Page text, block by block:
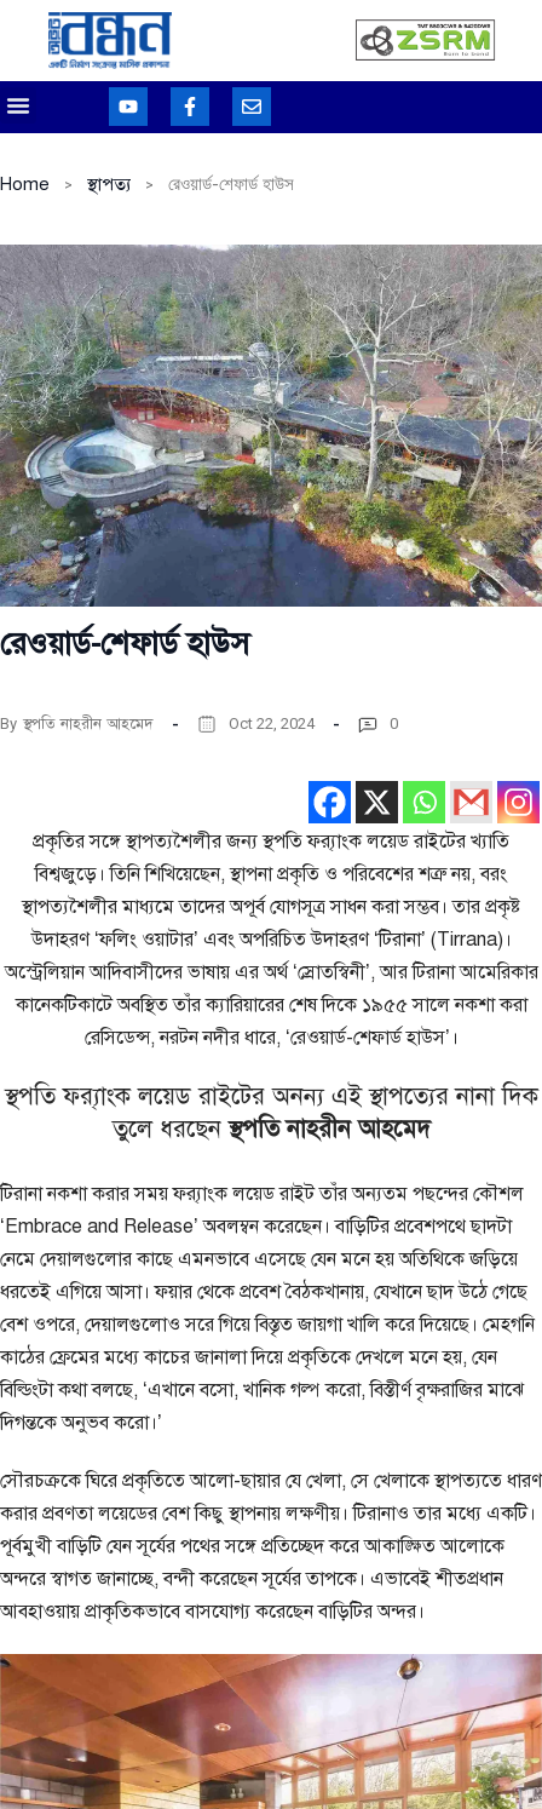
Home স্থাপত্য রেওয়ার্ড-শেফার্ড হাউস
রেওয়ার্ড-শেফার্ড হাউস
By স্থপতি নাহরীন আহমেদ Oct 22, 2024 0
প্রকৃতির সঙ্গে স্থাপত্যশৈলীর জন্য স্থপতি ফ্র‍্যাংক লয়েড রাইটের খ্যাতি
বিশ্বজুড়ে। তিনি শিখিয়েছেন, স্থাপনা প্রকৃতি ও পরিবেশের শত্রু নয়, বরং
স্থাপত্যশৈলীর মাধ্যমে তাদের অপূর্ব যোগসূত্র সাধন করা সম্ভব। তার প্রকৃষ্ট
উদাহরণ ‘ফলিং ওয়াটার’ এবং অপরিচিত উদাহরণ ‘টিরানা’ (Tirrana)।
অস্ট্রেলিয়ান আদিবাসীদের ভাষায় এর অর্থ ‘স্রোতস্বিনী’, আর টিরানা আমেরিকার
কানেকটিকাটে অবস্থিত তাঁর ক্যারিয়ারের শেষ দিকে ১৯৫৫ সালে নকশা করা
রেসিডেন্স, নরটন নদীর ধারে, ‘রেওয়ার্ড-শেফার্ড হাউস’।
স্থপতি ফ্র‍্যাংক লয়েড রাইটের অনন্য এই স্থাপত্যের নানা দিক
তুলে ধরছেনস্থপতি নাহরীন আহমেদ
টিরানা নকশা করার সময় ফ্র‍্যাংক লয়েড রাইট তাঁর অন্যতম পছন্দের কৌশল
‘Embrace and Release’ অবলম্বন করেছেন। বাড়িটির প্রবেশপথে ছাদটা
নেমে দেয়ালগুলোর কাছে এমনভাবে এসেছে যেন মনে হয় অতিথিকে জড়িয়ে
ধরতেই এগিয়ে আসা। ফয়ার থেকে প্রবেশ বৈঠকখানায়, যেখানে ছাদ উঠে গেছে
বেশ ওপরে, দেয়ালগুলোও সরে গিয়ে বিস্তৃত জায়গা খালি করে দিয়েছে। মেহগনি
কাঠের ফ্রেমের মধ্যে কাচের জানালা দিয়ে প্রকৃতিকে দেখলে মনে হয়, যেন
বিল্ডিংটা কথা বলছে, ‘এখানে বসো, খানিক গল্প করো, বিস্তীর্ণ বৃক্ষরাজির মাঝে
দিগন্তকে অনুভব করো।’
সৌরচক্রকে ঘিরে প্রকৃতিতে আলো-ছায়ার যে খেলা, সে খেলাকে স্থাপত্যতে ধারণ
করার প্রবণতা লয়েডের বেশ কিছু স্থাপনায় লক্ষণীয়। টিরানাও তার মধ্যে একটি।
পূর্বমুখী বাড়িটি যেন সূর্যের পথের সঙ্গে প্রতিচ্ছেদ করে আকাঙ্ক্ষিত আলোকে
অন্দরে স্বাগত জানাচ্ছে, বন্দী করেছেন সূর্যের তাপকে। এভাবেই শীতপ্রধান
আবহাওয়ায় প্রাকৃতিকভাবে বাসযোগ্য করেছেন বাড়িটির অন্দর।